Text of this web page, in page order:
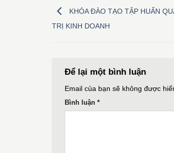
KHÓA ĐÀO TẠO TẬP HUẤN
TRỊ KINH DOANH
Để lại một bình luận
Email của bạn sẽ không được
Bình luận *